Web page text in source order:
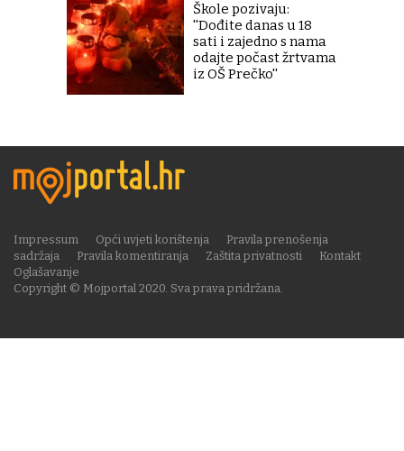
Škole pozivaju:
''Dođite danas u 18
sati i zajedno s nama
odajte počast žrtvama
iz OŠ Prečko''
Copyright © Mojportal 2020. Sva prava pridržana.
Impressum Opći uvjeti korištenja
Pravila prenošenja
sadržaja
Pravila komentiranja Zaštita privatnosti
Kontakt
Oglašavanje